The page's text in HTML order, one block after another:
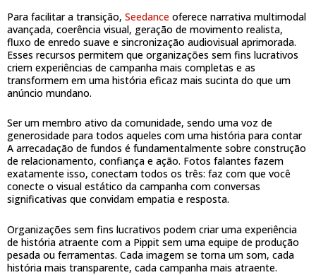
Para facilitar a transição, Seedance oferece narrativa multimodal
avançada, coerência visual, geração de movimento realista,
fluxo de enredo suave e sincronização audiovisual aprimorada.
Esses recursos permitem que organizações sem fins lucrativos
criem experiências de campanha mais completas e as
transformem em uma história eficaz mais sucinta do que um
anúncio mundano.
Ser um membro ativo da comunidade, sendo uma voz de
generosidade para todos aqueles com uma história para contar
A arrecadação de fundos é fundamentalmente sobre construção
de relacionamento, confiança e ação. Fotos falantes fazem
exatamente isso, conectam todos os três: faz com que você
conecte o visual estático da campanha com conversas
significativas que convidam empatia e resposta.
Organizações sem fins lucrativos podem criar uma experiência
de história atraente com a Pippit sem uma equipe de produção
pesada ou ferramentas. Cada imagem se torna um som, cada
história mais transparente, cada campanha mais atraente.